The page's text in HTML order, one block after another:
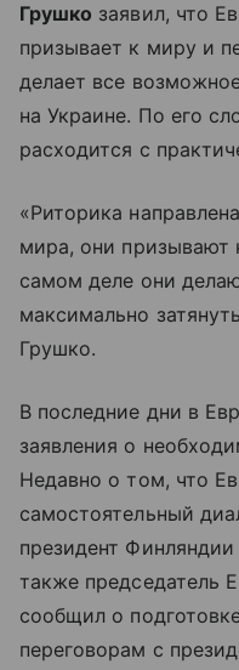
Грушко заявил, что
призывает к миру и
делает все
на Украине. По его
расходится с
«Риторика
мира, они
самом деле они
максимально
Грушко.
В последние дни в
заявления о
Недавно о том, что
самостоятельный
президент Финляндии
также председатель
сообщил о
переговорам с